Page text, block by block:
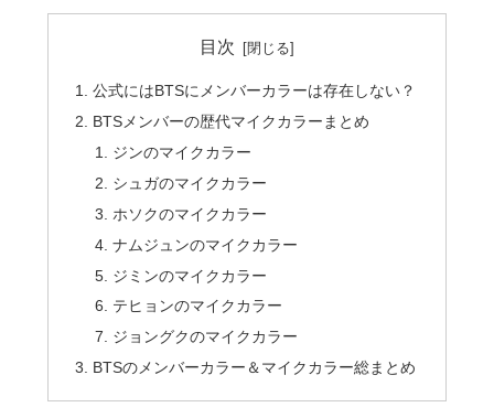
目次
公式にはBTSにメンバーカラーは存在しない？
BTSメンバーの歴代マイクカラーまとめ
ジンのマイクカラー
シュガのマイクカラー
ホソクのマイクカラー
ナムジュンのマイクカラー
ジミンのマイクカラー
テヒョンのマイクカラー
ジョングクのマイクカラー
BTSのメンバーカラー＆マイクカラー総まとめ